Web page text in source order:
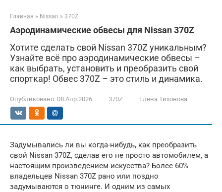
Главная » Nissan » 370Z
Аэродинамические обвесы для Nissan 370Z
Хотите сделать свой Nissan 370Z уникальным?
Узнайте всё про аэродинамические обвесы –
как выбрать, установить и преобразить свой
спорткар! Обвес 370Z – это стиль и динамика.
Опубликовано: 08.Апр.2026 370Z Елена Тихонова
Задумывались ли вы когда-нибудь, как преобразить
свой Nissan 370Z, сделав его не просто автомобилем, а
настоящим произведением искусства? Более 60%
владельцев Nissan 370Z рано или поздно
задумываются о тюнинге. И одним из самых